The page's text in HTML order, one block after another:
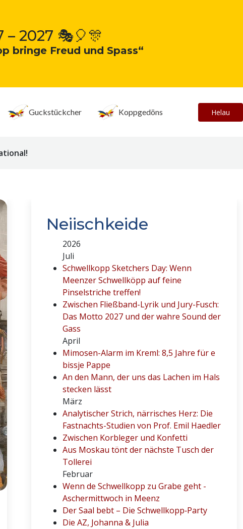
– 2027 🎭🎈🎊
bringe Freud und Spass“
Guckstückcher Koppgedöns Helau
Neiischkeide
2026
Juli
Schwellkopp Sketchers Day: Wenn
Meenzer Schwellköpp auf feine
Pinselstriche treffen!
Zwischen Fließband-Lyrik und Jury-Fusch:
Das Motto 2027 und der wahre Sound der
Gass
April
Mimosen-Alarm im Kreml: 8,5 Jahre für e
bissje Pappe
An den Mann, der uns das Lachen im Hals
stecken lässt
März
Analytischer Strich, närrisches Herz: Die
Fastnachts-Studien von Prof. Emil Haedler
Zwischen Korbleger und Konfetti
Aus Moskau tönt der nächste Tusch der
Tollerei
Februar
Wenn de Schwellkopp zu Grabe geht -
Aschermittwoch in Meenz
Der Saal bebt – Die Schwellkopp‑Party
Die AZ, Johanna & Julia